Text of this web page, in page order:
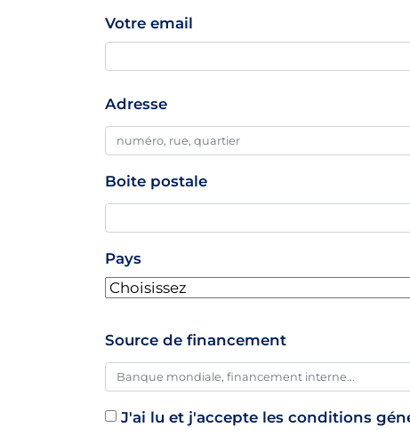
Votre email
Adresse
professionnelle
Adresse
Boite postale
Pays
Source de financement
J'ai lu et j'accepte les conditions